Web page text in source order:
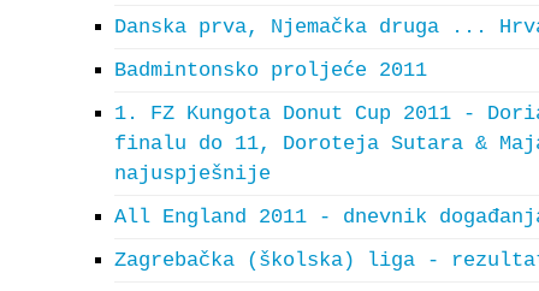
Danska prva, Njemačka druga ...
Badmintonsko proljeće 2011
1. FZ Kungota Donut Cup 2011 -
finalu do 11, Doroteja Sutara &
najuspješnije
All England 2011 - dnevnik
Zagrebačka (školska) liga -